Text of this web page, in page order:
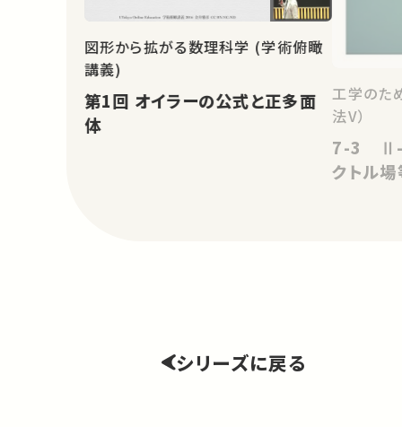
図形から拡がる数理科学 (学術俯瞰
講義)
第1回 オイラーの公式と正多面
体
工学のた
法V）
7-3 Ⅱ-
クトル
シリーズに戻る